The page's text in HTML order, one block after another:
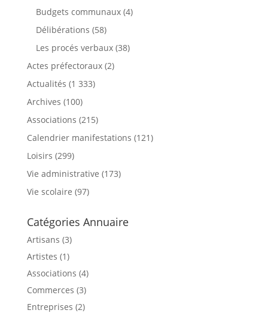
Budgets communaux(4)
Délibérations (58)
Les procés verbaux(38)
Actes préfectoraux(2)
Actualités (1 333)
Archives (100)
Associations (215)
Calendrier manifestations (121)
Loisirs (299)
Vie administrative (173)
Vie scolaire (97)
Catégories Annuaire
Artisans (3)
Artistes (1)
Associations (4)
Commerces (3)
Entreprises (2)